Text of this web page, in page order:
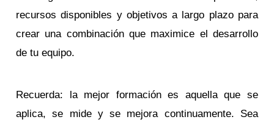
recursos disponibles y objetivos a largo plazo para
crear una combinación que maximice el desarrollo
de tu equipo.
Recuerda: la mejor formación es aquella que se
aplica, se mide y se mejora continuamente. Sea